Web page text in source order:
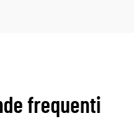
frequenti